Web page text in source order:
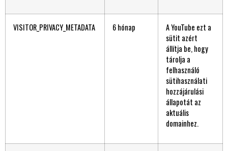
VISITOR_PRIVACY_METADATA 6 hónap
A YouTube ezt a
sütit azért
állítja be, hogy
tárolja a
felhasználó
sütihasználati
hozzájárulási
állapotát az
aktuális
domainhez.